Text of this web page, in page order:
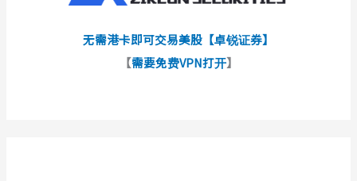
无需港卡即可交易美股【卓锐证券】
【需要免费VPN打开】